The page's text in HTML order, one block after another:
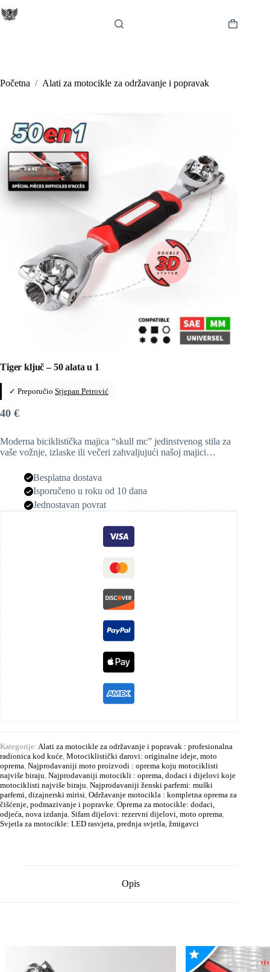
na
Košarica
Početna / Alati za motocikle za održavanje i popravak
Tiger ključ – 50 alata u 1
✓ Preporučio Stjepan Petrović
40 €
Moderna biciklistička majica “skull mc” jedinstvenog stila za
vaše vožnje, izlaske ili večeri zahvaljujući našoj majici…
Besplatna dostava
Isporučeno u roku od 10 dana
Jednostavan povrat
Kategorije: Alati za motocikle za održavanje i popravak : profesionalna
radionica kod kuće, Motociklistički darovi: originalne ideje, moto
oprema, Najprodavaniji moto proizvodi : oprema koju motociklisti
najviše biraju, Najprodavaniji motocikli : oprema, dodaci i dijelovi koje
motociklisti najviše biraju, Najprodavaniji ženski parfemi: muški
parfemi, dizajnerski mirisi, Održavanje motocikla : kompletna oprema za
čišćenje, podmazivanje i popravke, Oprema za motocikle: dodaci,
odjeća, nova izdanja, Sifam dijelovi: rezervni dijelovi, moto oprema,
Svjetla za motocikle: LED rasvjeta, prednja svjetla, žmigavci
Opis